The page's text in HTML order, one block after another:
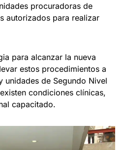
procuradoras de
autorizados para realizar
para alcanzar la nueva
estos procedimientos a
unidades de Segundo Nivel
condiciones clínicas,
capacitado.